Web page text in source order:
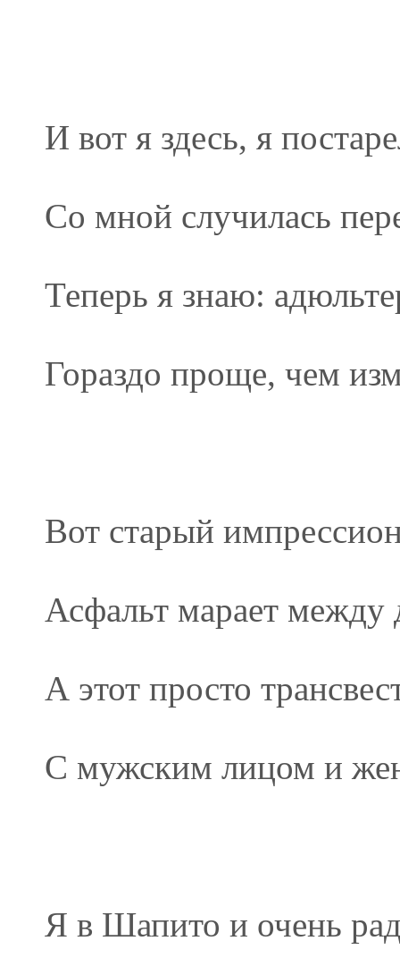
И вот я здесь, я
Со мной случилась
Теперь я знаю:
Гораздо проще, чем
Вот старый
Асфальт марает между
А этот просто
С мужским лицом и
Я в Шапито и очень